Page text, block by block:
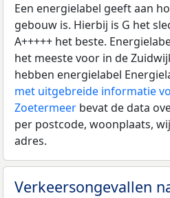
Een energielabel geeft aan
gebouw is. Hierbij is G het
A+++++ het beste.
het meeste voor in de
hebben energielabel
met uitgebreide informatie
Zoetermeer bevat de data
per postcode, woonplaats,
adres.
Verkeersongevallen